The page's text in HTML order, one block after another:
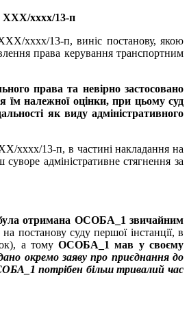
XXX/xxxx/13-п
xxxx/13-п, виніс постанову, якою
права керування транспортним
права та невірно застосовано
їм належної оцінки, при цьому суд
як виду адміністративного
xxxx/13-п, в частині накладання на
адміністративне стягнення за
була отримана ОСОБА_1 звичайним
постанову суду першої інстанції, в
а томуОСОБА_1 мав у своєму
окремо заяву про приєднання до
потрібен більш тривалий час